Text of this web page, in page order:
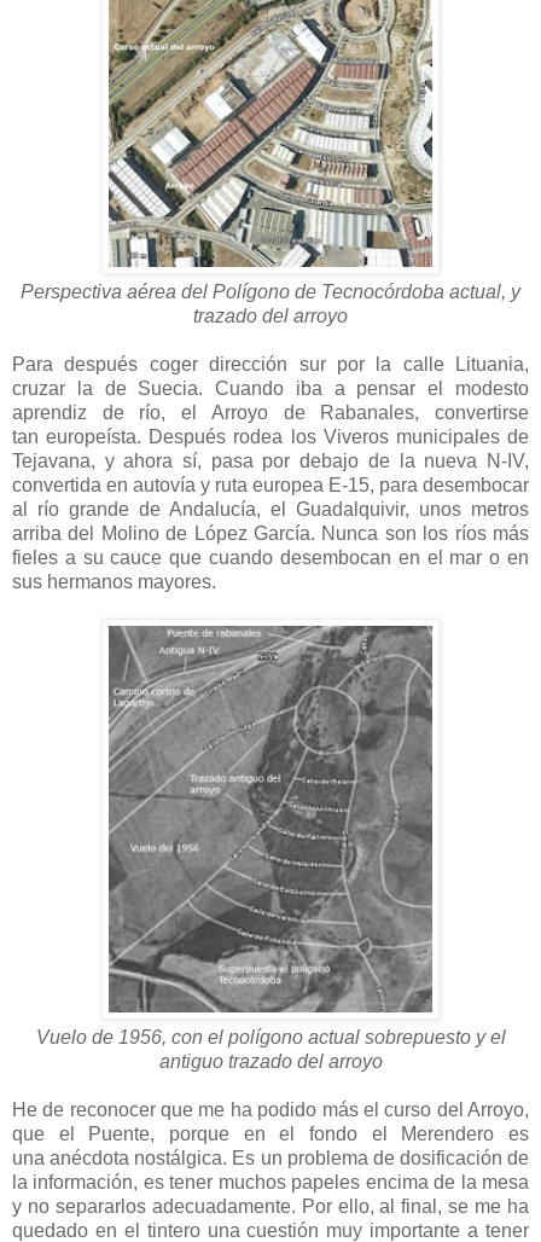
Perspectiva aérea del Polígono de Tecnocórdoba actual, y
trazado del arroyo
Para después coger dirección sur por la calle Lituania,
cruzar la de Suecia. Cuando iba a pensar el modesto
aprendiz de río, el Arroyo de Rabanales, convertirse
tan europeísta. Después rodea los Viveros municipales de
Tejavana, y ahora sí, pasa por debajo de la nueva N-IV,
convertida en autovía y ruta europea E-15, para desembocar
al río grande de Andalucía, el Guadalquivir, unos metros
arriba del Molino de López García. Nunca son los ríos más
fieles a su cauce que cuando desembocan en el mar o en
sus hermanos mayores.
Vuelo de 1956, con el polígono actual sobrepuesto y el
antiguo trazado del arroyo
He de reconocer que me ha podido más el curso del Arroyo,
que el Puente, porque en el fondo el Merendero es
una anécdota nostálgica. Es un problema de dosificación de
la información, es tener muchos papeles encima de la mesa
y no separarlos adecuadamente. Por ello, al final, se me ha
quedado en el tintero una cuestión muy importante a tener